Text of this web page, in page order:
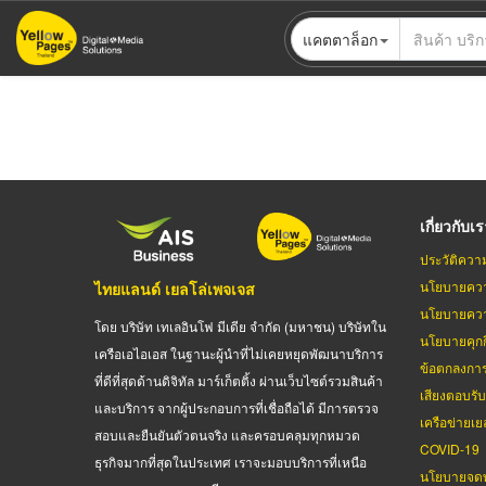
ข้าม
ไป
แคตตาล็อก
ไทยแลนด์ เยลโล่เพจเจส
โดย บริษัท เทเลอินโฟ มีเดีย จำกัด (มหาชน) บริษัทใน
เครือเอไอเอส ในฐานะผู้นำที่ไม่เคยหยุดพัฒนาบริการ
ที่ดีที่สุดด้านดิจิทัล มาร์เก็ตติ้ง ผ่านเว็บไซต์รวมสินค้า
และบริการ จากผู้ประกอบการที่เชื่อถือได้ มีการตรวจ
สอบและยืนยันตัวตนจริง และครอบคลุมทุกหมวด
ธุรกิจมากที่สุดในประเทศ เราจะมอบบริการที่เหนือ
เกี่ยวกับเ
ประวัติควา
นโยบายค
นโยบายคว
นโยบายคุก
ข้อตกลงกา
เสียงตอบ
เครือข่ายเ
COVID-19
นโยบายจด